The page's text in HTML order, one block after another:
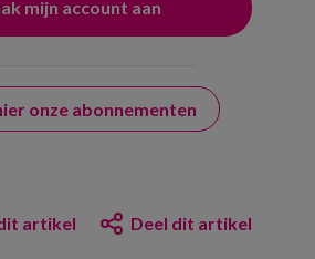
onze abonnementen
artikel Deel dit artikel